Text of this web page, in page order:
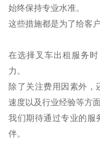
始终保持专业水准。
这些措施都是为了给客
在选择叉车出租服务
力。
除了关注费用因素外，
速度以及行业经验等方面
我们期待通过专业的服
伴。